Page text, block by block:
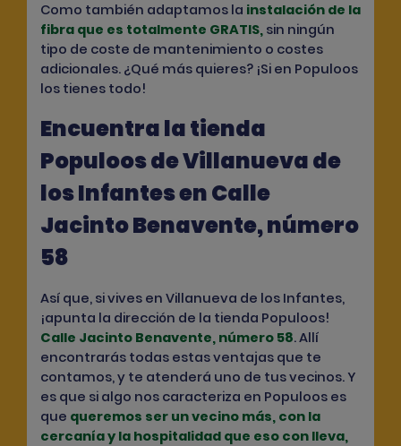
Como también adaptamos la instalación de la
fibra que es totalmente GRATIS, sin ningún
tipo de coste de mantenimiento o costes
adicionales. ¿Qué más quieres? ¡Si en Populoos
los tienes todo!
Encuentra la tienda
Populoos de Villanueva de
los Infantes en Calle
Jacinto Benavente, número
58
Así que, si vives en Villanueva de los Infantes,
¡apunta la dirección de la tienda Populoos!
Calle Jacinto Benavente, número 58. Allí
encontrarás todas estas ventajas que te
contamos, y te atenderá uno de tus vecinos. Y
es que si algo nos caracteriza en Populoos es
que queremos ser un vecino más, con la
cercanía y la hospitalidad que eso con lleva,